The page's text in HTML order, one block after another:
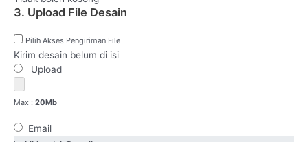
3. Upload File Desain
Pilih Akses Pengiriman File
Kirim desain belum di isi
Upload
Max : 20Mb
Email